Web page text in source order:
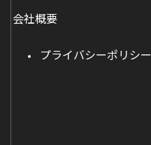
会社概要
プライバシーポリシー